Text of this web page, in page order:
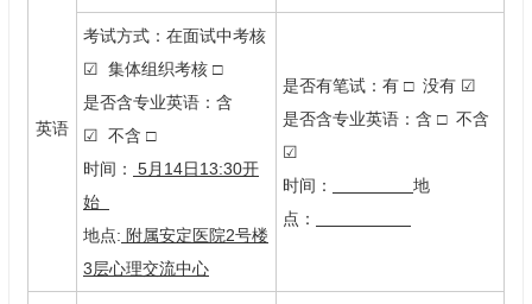
英语
考试方式：在面试中考核
☑ 集体组织考核 □
是否含专业英语：含
☑ 不含 □
时间：
5月14日13:30开
始
地点: 附属安定医院2号楼
3层心理交流中心
是否有笔试：有 □ 没有 ☑
是否含专业英语：含 □ 不含
☑
时间：
地
点：